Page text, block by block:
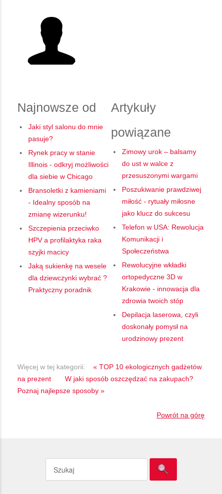
Najnowsze od
Jaki styl salonu do mnie
pasuje?
Rynek pracy w stanie
Illinois - odkryj możliwości
dla siebie w Chicago
Bransoletki z kamieniami
- Idealny sposób na
zmianę wizerunku!
Szczepienia przeciwko
HPV a profilaktyka raka
szyjki macicy
Jaką sukienkę na wesele
dla dziewczynki wybrać ?
Praktyczny poradnik
Artykuły
powiązane
Zimowy urok – balsamy
do ust w walce z
przesuszonymi wargami
Poszukiwanie prawdziwej
miłość - rytuały miłosne
jako klucz do sukcesu
Telefon w USA: Rewolucja
Komunikacji i
Społeczeństwa
Rewolucyjne wkładki
ortopedyczne 3D w
Krakowie - innowacja dla
zdrowia twoich stóp
Depilacja laserowa, czyli
doskonały pomysł na
urodzinowy prezent
Więcej w tej kategorii:
« TOP 10 ekologicznych gadżetów
na prezent
W jaki sposób oszczędzać na zakupach?
Poznaj najlepsze sposoby »
Powrót na górę